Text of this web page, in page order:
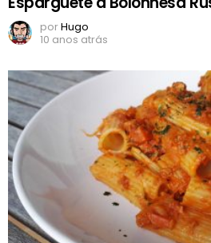
porHugo
10 anos atrás